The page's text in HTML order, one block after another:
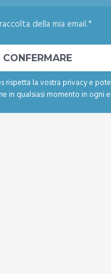
della mia email.*
rispetta la vostra privacy e
in qualsiasi momento in ogni